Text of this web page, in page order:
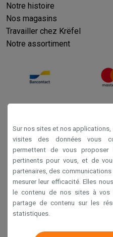
Notre histoire
Nos magasins
Travailler chez Krëfel
Notre assortiment
Conditions
Sur nos sites et nos
visites des données vous
permettent de vous
pertinents pour vous, et de
partenaires, des
mesurer leur efficacité. Elles
le contenu de nos sites à vos
partage de contenu sur les
statistiques.